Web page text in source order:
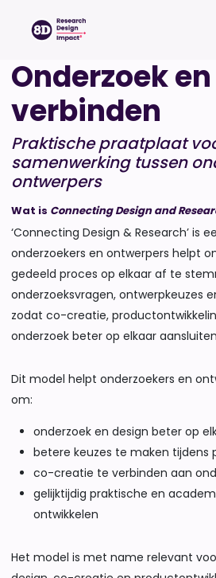
Onderzoek
verbinden
Praktische praatplaat
samenwerking tussen
ontwerpers
Wat is Connecting Design and
‘Connecting Design & Research’ is
onderzoekers en ontwerpers helpt
gedeeld proces op elkaar af te
onderzoeksvragen, ontwerpkeuzes
zodat co-creatie,
onderzoek beter op elkaar
Dit model helpt onderzoekers en
om:
onderzoek en design beter op
betere keuzes te maken tijdens
co-creatie te verbinden aan
gelijktijdig praktische en
ontwikkelen
Het model is met name relevant